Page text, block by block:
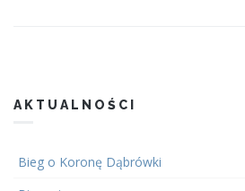
AKTUALNOŚCI
Bieg o Koronę Dąbrówki